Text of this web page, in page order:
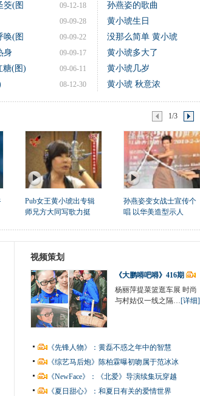
09-12-18
筊(图
09-09-28
09-09-22
唤(图
09-09-17
身
09-06-11
糖(图)
08-12-30
孙燕姿的歌曲
黄小琥生日
没那么简单 黄小琥
黄小琥多大了
黄小琥几岁
黄小琥 秋意浓
1/3
Pub女王黄小琥出专辑
师兄方大同写歌力挺
孙燕姿变女战士宣传个
唱 以华美造型示人
视频策划
《大鹏嘚吧嘚》416期
杨丽萍提菜篮逛车展 时尚
与村姑仅一线之隔…[详细]
《先锋人物》：黄磊不惑之年中的智慧
《综艺马后炮》陈柏霖曝初吻属于范冰冰
《NewFace》：《北爱》导演续集玩穿越
《夏日甜心》：和夏日有关的爱情世界